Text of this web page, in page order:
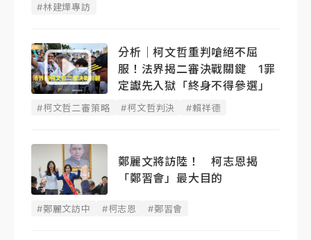
#林建燁專訪
分析｜柯文哲重判嗆絕不屈
服！法界揭二審決戰關鍵 1罪
定讞先入獄「終身不得參選」
#柯文哲二審策略 #柯文哲判決 #賴祥德
鄭麗文將訪陸！ 柯志恩揭
「鄭習會」最大目的
#鄭麗文訪中 #柯志恩 #鄭習會